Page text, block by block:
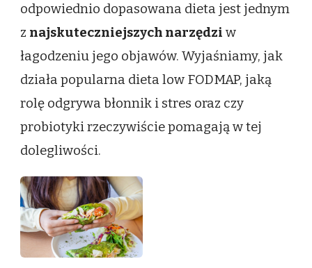
odpowiednio dopasowana dieta jest jednym
z najskuteczniejszych narzędzi w
łagodzeniu jego objawów. Wyjaśniamy, jak
działa popularna dieta low FODMAP, jaką
rolę odgrywa błonnik i stres oraz czy
probiotyki rzeczywiście pomagają w tej
dolegliwości.